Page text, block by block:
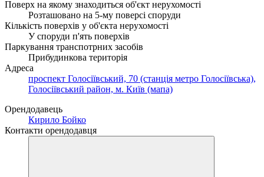
Поверх на якому знаходиться об'єкт нерухомості
Розташовано на 5-му поверсі споруди
Кількість поверхів у об'єкта нерухомості
У споруди п'ять поверхів
Паркування транспотрних засобів
Прибудинкова територія
Адреса
проспект Голосіївський, 70 (станція метро Голосіївська),
Голосіївський район, м. Київ (мапа)
Орендодавець
Кирило Бойко
Контакти орендодавця